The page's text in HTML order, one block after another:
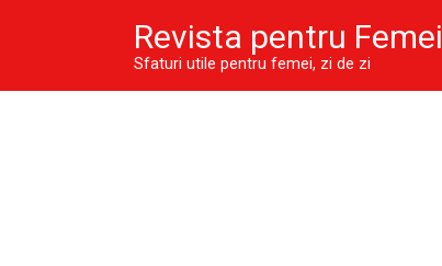
Revista pentru Femei
Sfaturi utile pentru femei, zi de zi